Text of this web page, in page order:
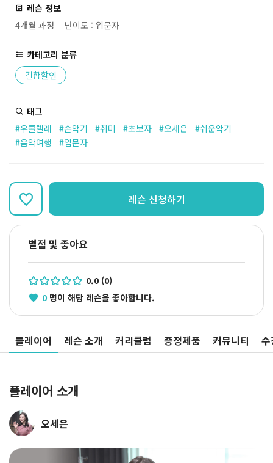
레슨 정보
4개월 과정
난이도 : 입문자
카테고리 분류
결합할인
태그
#우쿨렐레
#손악기 #취미 #초보자 #오세은 #쉬운악기
#음악여행
#입문자
레슨 신청하기
별점 및 좋아요
0.0 (0)
0 명이 해당 레슨을 좋아합니다.
플레이어 레슨 소개 커리큘럼 증정제품 커뮤니티
플레이어 소개
오세은